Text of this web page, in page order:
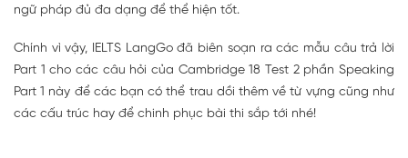
ngữ pháp đủ đa dạng để thể hiện tốt.
Chính vì vậy, IELTS LangGo đã biên soạn ra các mẫu câu trả lời
Part 1 cho các câu hỏi của Cambridge 18 Test 2 phần Speaking
Part 1 này để các bạn có thể trau dồi thêm về từ vựng cũng như
các cấu trúc hay để chinh phục bài thi sắp tới nhé!